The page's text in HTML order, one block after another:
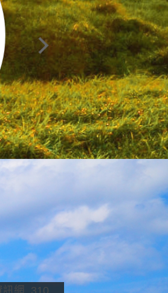
影像直播